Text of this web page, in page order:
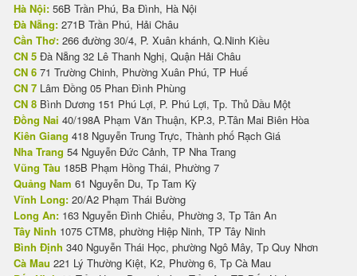
Hà Nội: 56B Trần Phú, Ba Đình, Hà Nội
Đà Nẵng: 271B Trần Phú, Hải Châu
Cần Thơ: 266 đường 30/4, P. Xuân khánh, Q.Ninh Kiều
CN 5 Đà Nẵng 32 Lê Thanh Nghị, Quận Hải Châu
CN 6 71 Trường Chinh, Phường Xuân Phú, TP Huế
CN 7 Lâm Đồng 05 Phan Đình Phùng
CN 8 Bình Dương 151 Phú Lợi, P. Phú Lợi, Tp. Thủ Dầu Một
Đồng Nai 40/198A Phạm Văn Thuận, KP.3, P.Tân Mai Biên Hòa
Kiên Giang 418 Nguyễn Trung Trực, Thành phố Rạch Giá
Nha Trang 54 Nguyễn Đức Cảnh, TP Nha Trang
Vũng Tàu 185B Phạm Hồng Thái, Phường 7
Quảng Nam 61 Nguyễn Du, Tp Tam Kỳ
Vĩnh Long: 20/A2 Phạm Thái Bường
Long An: 163 Nguyễn Đình Chiểu, Phường 3, Tp Tân An
Tây Ninh 1075 CTM8, phường Hiệp Ninh, TP Tây Ninh
Bình Định 340 Nguyễn Thái Học, phường Ngô Mây, Tp Quy Nhơn
Cà Mau 221 Lý Thường Kiệt, K2, Phường 6, Tp Cà Mau